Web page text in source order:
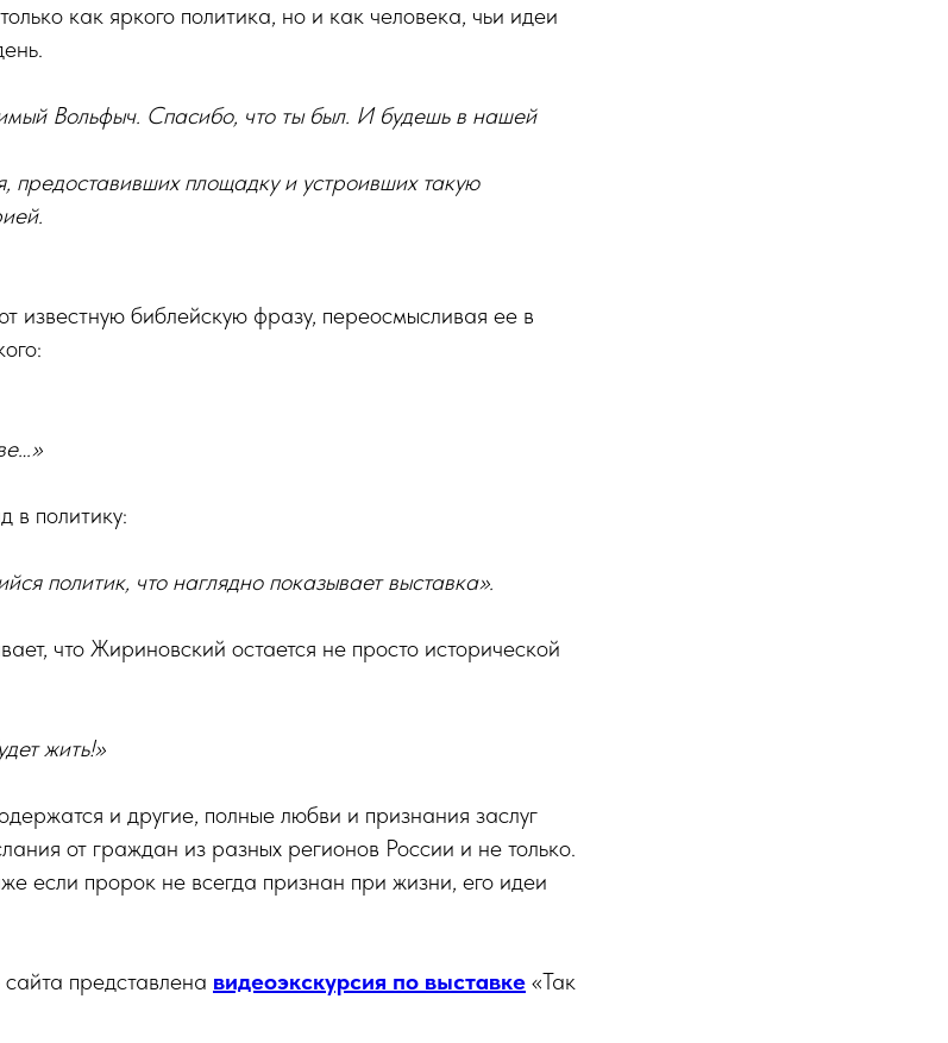
как яркого политика, но и как человека, чьи идеи
Вольфыч. Спасибо, что ты был. И будешь в нашей
предоставивших площадку и устроивших такую
известную библейскую фразу, переосмысливая ее в
в политику:
политик, что наглядно показывает выставка».
что Жириновский остается не просто исторической
жить!»
и другие, полные любви и признания заслуг
от граждан из разных регионов России и не только.
если пророк не всегда признан при жизни, его идеи
представлена видеоэкскурсия по выставке «Так